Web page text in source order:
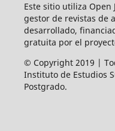
Este sitio utiliza Open
gestor de revistas de
desarrollado,
gratuita por el
© Copyright 2019 |
Instituto de Estudios
Postgrado.